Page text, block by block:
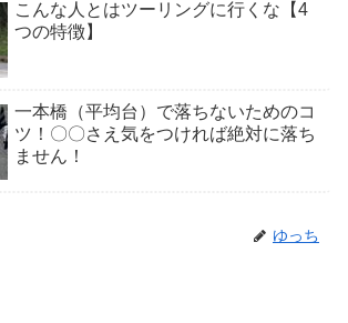
こんな人とはツーリングに行くな【4
つの特徴】
一本橋（平均台）で落ちないためのコ
ツ！〇〇さえ気をつければ絶対に落ち
ません！
ゆっち